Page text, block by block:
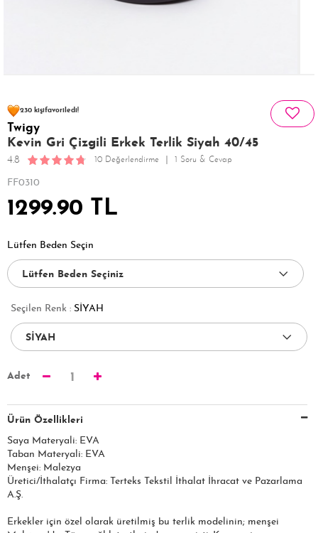
230 kişifavoriledi!
21 kişi
252 kişi
Twigy
Kevin Gri Çizgili Erkek Terlik Siyah 40/45
4.8 10 Değerlendirme 1 Soru & Cevap
FF0310
1299.90 TL
Lütfen Beden Seçin
Seçilen Renk : SİYAH
Adet 1
Ürün Özellikleri
Saya Materyali: EVA
Taban Materyali: EVA
Menşei: Malezya
Üretici/İthalatçı Firma: Terteks Tekstil İthalat İhracat ve Pazarlama
A.Ş.​​​
Erkekler için özel olarak üretilmiş bu terlik modelinin; menşei